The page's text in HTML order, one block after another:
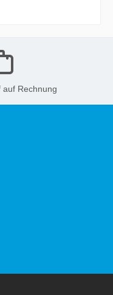
auf Rechnung